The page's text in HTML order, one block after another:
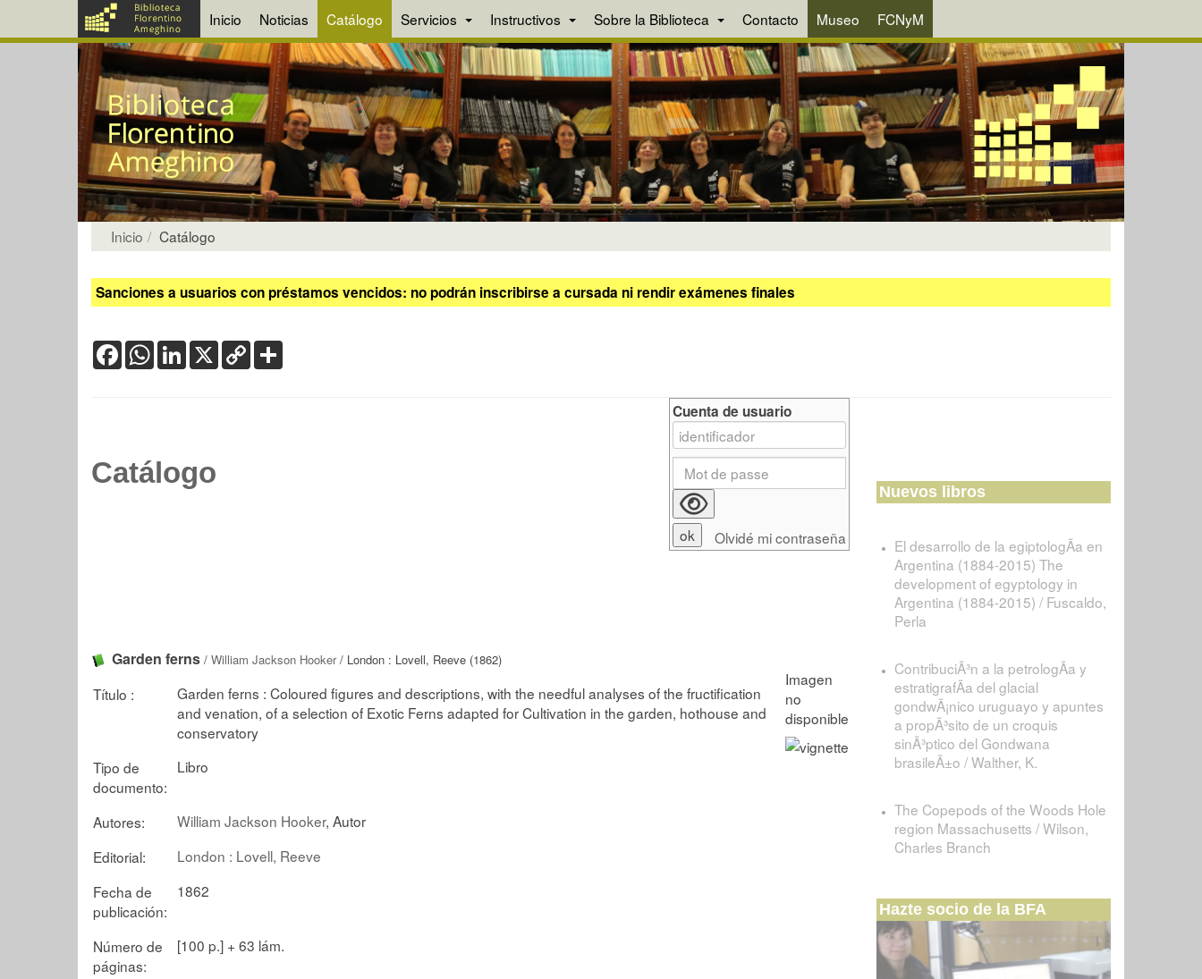
Inicio Noticias Catálogo Servicios Instructivos Sobre la Biblioteca Contacto Museo FCNyM
Inicio Catálogo
Sanciones a usuarios con préstamos vencidos: no podrán inscribirse a cursada ni rendir exámenes finales
FacebookWhatsApp
LinkedIn
X Copy
Link
Catálogo
Garden ferns / William Jackson Hooker/ London : Lovell, Reeve (1862)
Título :
Garden ferns : Coloured figures and descriptions, with the needful analyses of the fructification
and venation, of a selection of Exotic Ferns adapted for Cultivation in the garden, hothouse and
conservatory
Tipo de
documento:
Libro
Autores: William Jackson Hooker, Autor
Editorial:
London : Lovell, Reeve
Fecha de
publicación:
1862
Número de
páginas:
[100 p.] + 63 lám.
Cuenta de usuario
Olvidé mi contraseña
Nuevos libros
El desarrollo de la egiptologÃ­a en
Argentina (1884-2015) The
development of egyptology in
Argentina (1884-2015) / Fuscaldo,
Perla
ContribuciÃ³n a la petrologÃ­a y
estratigrafÃ­a del glacial
gondwÃ¡nico uruguayo y apuntes
a propÃ³sito de un croquis
sinÃ³ptico del Gondwana
brasileÃ±o / Walther, K.
The Copepods of the Woods Hole
region Massachusetts / Wilson,
Charles Branch
Hazte socio de la BFA